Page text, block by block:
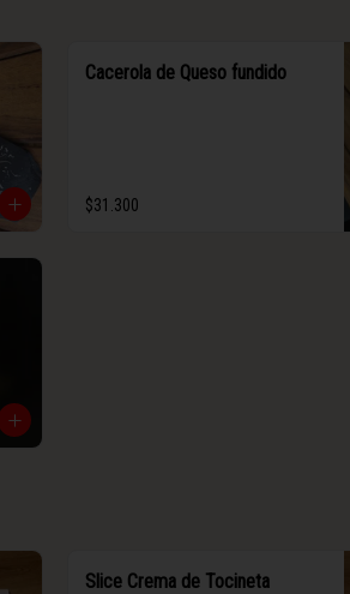
Cacerola de Queso fundido
$31.300
Slice Crema de Tocineta